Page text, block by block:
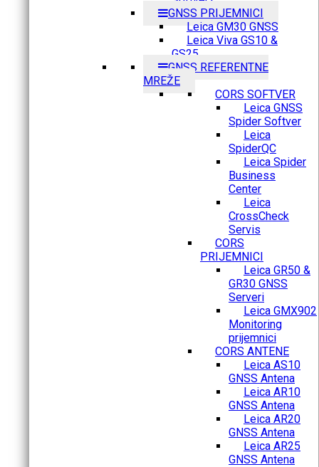
GNSS PRIJEMNICI
Leica GM30 GNSS
Leica Viva GS10 &
GS25
GNSS REFERENTNE
MREŽE
CORS SOFTVER
Leica GNSS
Spider Softver
Leica
SpiderQC
Leica Spider
Business
Center
Leica
CrossCheck
Servis
CORS
PRIJEMNICI
Leica GR50 &
GR30 GNSS
Serveri
Leica GMX902
Monitoring
prijemnici
CORS ANTENE
Leica AS10
GNSS Antena
Leica AR10
GNSS Antena
Leica AR20
GNSS Antena
Leica AR25
GNSS Antena